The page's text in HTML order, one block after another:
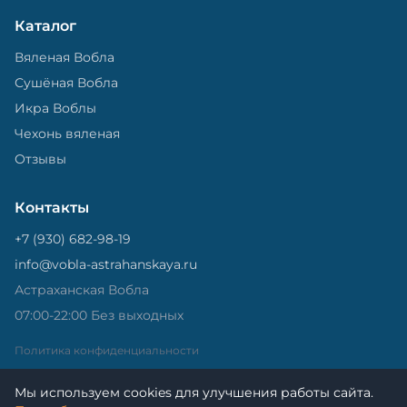
Каталог
Вяленая Вобла
Сушёная Вобла
Икра Воблы
Чехонь вяленая
Отзывы
Контакты
+7 (930) 682-98-19
info@vobla-astrahanskaya.ru
Астраханская Вобла
07:00-22:00 Без выходных
Политика конфиденциальности
Мы используем cookies для улучшения работы сайта.